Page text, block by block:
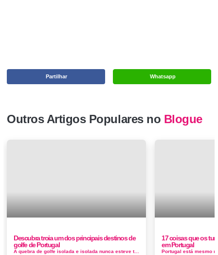
Whatsapp
Partilhar
Outros Artigos Populares no Blogue
Descubra troia um dos principais destinos de
golfe de Portugal
A quebra de golfe isolada e isolada nunca esteve tão perto. A apenas uma hora de carro de Lisboa, Portugal, encontra-se o TROIA, o retiro ...
17 coisas que os
em Portugal